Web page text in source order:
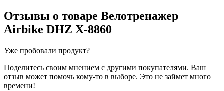
Отзывы о товаре Велотренажер
Airbike DHZ X-8860
Уже пробовали продукт?
Поделитесь своим мнением с другими покупателями. Ваш
отзыв может помочь кому-то в выборе. Это не займет много
времени!